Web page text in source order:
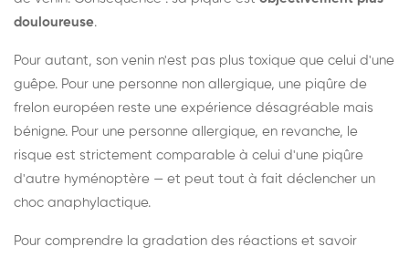
douloureuse.
Pour autant, son venin n'est pas plus toxique que celui d'une
guêpe. Pour une personne non allergique, une piqûre de
frelon européen reste une expérience désagréable mais
bénigne. Pour une personne allergique, en revanche, le
risque est strictement comparable à celui d'une piqûre
d'autre hyménoptère — et peut tout à fait déclencher un
choc anaphylactique.
Pour comprendre la gradation des réactions et savoir